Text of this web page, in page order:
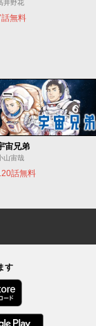
井野花
無料
宙兄弟
山宙哉
話無料
す